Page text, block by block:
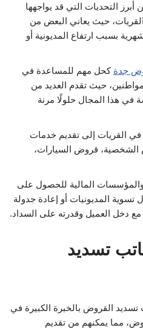
التحديات التي قد يواجهها
حيث يعاني البعض من
بسبب ارتفاع المديونية أو
جدة كحل مهم للمساعدة في
حيث تقدم العديد من
في هذا المجال حلولًا مرنة
القريات إلى تقديم خدمات
قروض السيارات،
المالية للحصول على
المديونيات أو إعادة جدولة
دخل العميل وقدرته على السداد.
تسديد
تسديد القروض بالخبرة الكبيرة في
مما يمكنهم من تقديم